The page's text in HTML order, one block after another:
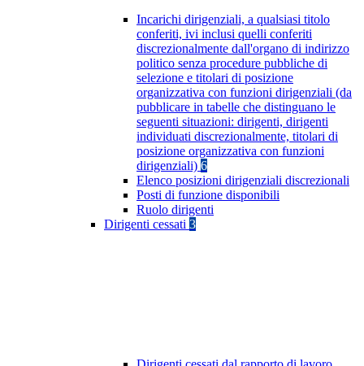
Incarichi dirigenziali, a qualsiasi titolo
conferiti, ivi inclusi quelli conferiti
discrezionalmente dall'organo di indirizzo
politico senza procedure pubbliche di
selezione e titolari di posizione
organizzativa con funzioni dirigenziali (da
pubblicare in tabelle che distinguano le
seguenti situazioni: dirigenti, dirigenti
individuati discrezionalmente, titolari di
posizione organizzativa con funzioni
dirigenziali) 6
Elenco posizioni dirigenziali discrezionali
Posti di funzione disponibili
Ruolo dirigenti
Dirigenti cessati 3